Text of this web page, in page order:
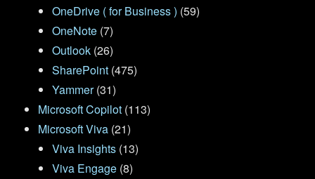
OneDrive ( for Business ) (59)
OneNote (7)
Outlook (26)
SharePoint (475)
Yammer(31)
Microsoft Copilot (113)
Microsoft Viva (21)
Viva Insights (13)
Viva Engage (8)